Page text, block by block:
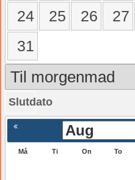
24
25 26 27
31
Slutdato
Må Ti On To